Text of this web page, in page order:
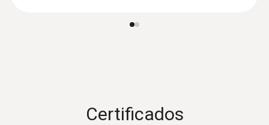
del tubo de la sonda de 60 mm
Certificados